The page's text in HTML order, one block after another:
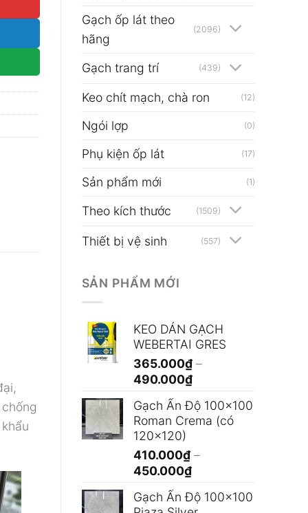
Gạch ốp lát theo
hãng
(2096)
Gạch trang trí (439)
Keo chít mạch, chà ron (12)
Ngói lợp (0)
Phụ kiện ốp lát (17)
Sản phẩm mới (1)
Theo kích thước (1509)
Thiết bị vệ sinh (557)
SẢN PHẨM MỚI
KEO DÁN GẠCH
WEBERTAI GRES
365.000₫ –
490.000₫Khoảng
từ
365.000₫
490.000₫
Gạch Ấn Độ 100x100
Roman Crema (có
120x120)
410.000₫ –
450.000₫Khoảng
từ
Gạch Ấn Độ 100x100
chống